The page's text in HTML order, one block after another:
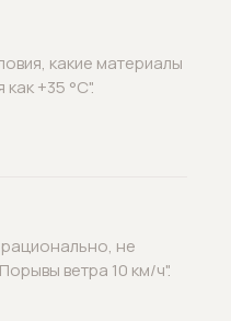
какие материалы
+35 °C".
не
ветра 10 км/ч".